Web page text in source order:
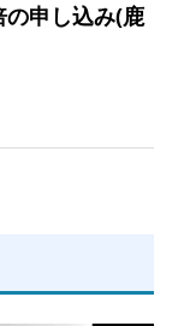
申し込み(鹿